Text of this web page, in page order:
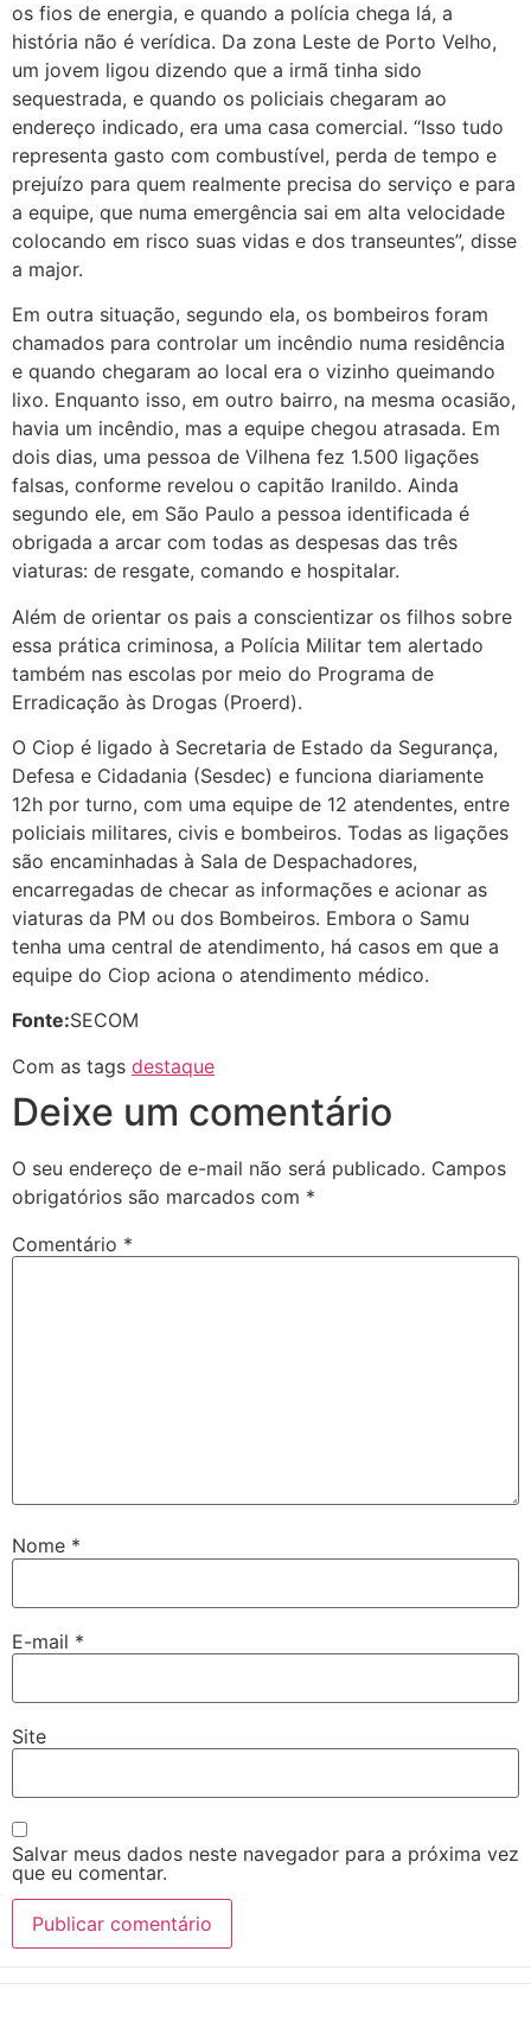
os fios de energia, e quando a polícia chega lá, a
história não é verídica. Da zona Leste de Porto Velho,
um jovem ligou dizendo que a irmã tinha sido
sequestrada, e quando os policiais chegaram ao
endereço indicado, era uma casa comercial. “Isso tudo
representa gasto com combustível, perda de tempo e
prejuízo para quem realmente precisa do serviço e para
a equipe, que numa emergência sai em alta velocidade
colocando em risco suas vidas e dos transeuntes”, disse
a major.
Em outra situação, segundo ela, os bombeiros foram
chamados para controlar um incêndio numa residência
e quando chegaram ao local era o vizinho queimando
lixo. Enquanto isso, em outro bairro, na mesma ocasião,
havia um incêndio, mas a equipe chegou atrasada. Em
dois dias, uma pessoa de Vilhena fez 1.500 ligações
falsas, conforme revelou o capitão Iranildo. Ainda
segundo ele, em São Paulo a pessoa identificada é
obrigada a arcar com todas as despesas das três
viaturas: de resgate, comando e hospitalar.
Além de orientar os pais a conscientizar os filhos sobre
essa prática criminosa, a Polícia Militar tem alertado
também nas escolas por meio do Programa de
Erradicação às Drogas (Proerd).
O Ciop é ligado à Secretaria de Estado da Segurança,
Defesa e Cidadania (Sesdec) e funciona diariamente
12h por turno, com uma equipe de 12 atendentes, entre
policiais militares, civis e bombeiros. Todas as ligações
são encaminhadas à Sala de Despachadores,
encarregadas de checar as informações e acionar as
viaturas da PM ou dos Bombeiros. Embora o Samu
tenha uma central de atendimento, há casos em que a
equipe do Ciop aciona o atendimento médico.
Fonte:SECOM
Com as tags destaque
Deixe um comentário
O seu endereço de e-mail não será publicado. Campos
obrigatórios são marcados com *
Comentário *
Nome *
E-mail *
Site
Salvar meus dados neste navegador para a próxima vez
que eu comentar.